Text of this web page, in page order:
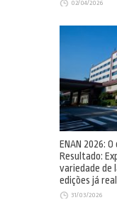
02/04/2026
ENAN 2026:
Resultado:
variedade de
edições já
31/03/2026